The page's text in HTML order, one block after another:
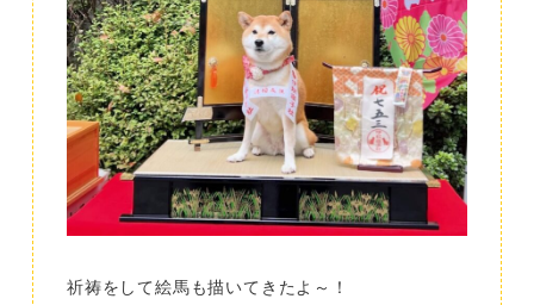
祈祷をして絵馬も描いてきたよ～！